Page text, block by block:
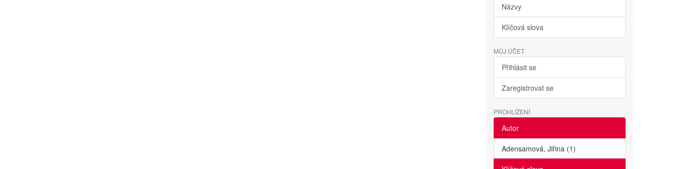
Názvy
Klíčová slova
MŮJ ÚČET
Přihlásit se
Zaregistrovat se
PROHLÍŽENÍ
Autor
Adensamová, Jiřina (1)